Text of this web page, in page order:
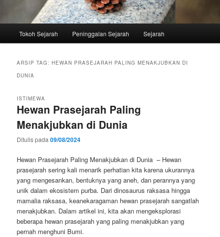
Tokoh Sejarah Peninggalan Sejarah Sejarah
ARSIP TAG:HEWAN PRASEJARAH PALING MENAKJUBKAN DI
DUNIA
Hewan Prasejarah Paling
Menakjubkan di Dunia
ISTIMEWA
Ditulis pada09/08/2024
Hewan Prasejarah Paling Menakjubkan di Dunia – Hewan
prasejarah sering kali menarik perhatian kita karena ukurannya
yang mengesankan, bentuknya yang aneh, dan perannya yang
unik dalam ekosistem purba. Dari dinosaurus raksasa hingga
mamalia raksasa, keanekaragaman hewan prasejarah sangatlah
menakjubkan. Dalam artikel ini, kita akan mengeksplorasi
beberapa hewan prasejarah yang paling menakjubkan yang
pernah menghuni Bumi.